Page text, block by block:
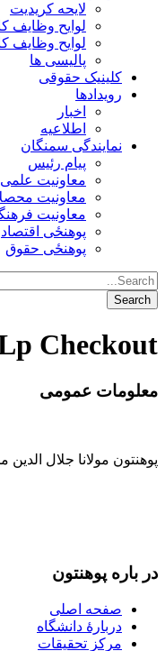
لایحه کریدیت
لوایح وظایف
لوایح وظایف
پالیسی ها
کلینیک حقوقی
رویدادها
اخبار
اطلاعیه
نمایندگی سمنگان
پیام رئیس
معاونیت علمی
معاونیت
معاونیت
پوهنځی اقتصاد
پوهنځی حقوق
Checkout
معلومات عمومی
پوهنتون مولانا جلال الدین
در باره‌ پوهنتون
صفحه اصلی
دربارۀ‌ دانشگاه
مرکز تحقیقات